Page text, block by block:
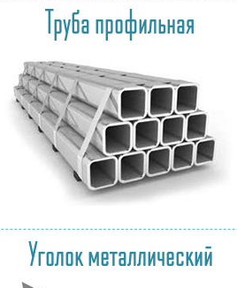
Труба профильная
Уголок металлический